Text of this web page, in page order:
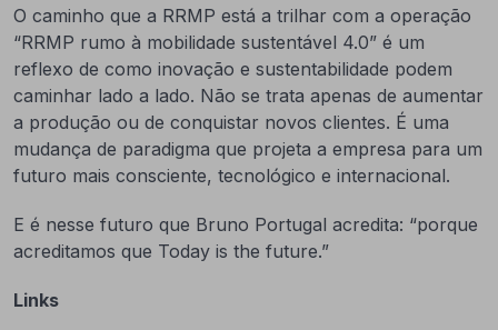
O caminho que a RRMP está a trilhar com a operação
“RRMP rumo à mobilidade sustentável 4.0” é um
reflexo de como inovação e sustentabilidade podem
caminhar lado a lado. Não se trata apenas de aumentar
a produção ou de conquistar novos clientes. É uma
mudança de paradigma que projeta a empresa para um
futuro mais consciente, tecnológico e internacional.
E é nesse futuro que Bruno Portugal acredita: “porque
acreditamos que Today is the future.”
Links